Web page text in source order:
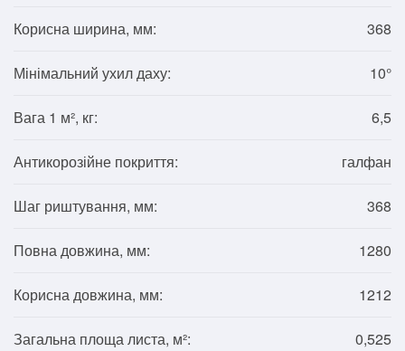
Корисна ширина, мм: 368
Мінімальний ухил даху: 10°
Вага 1 м², кг: 6,5
Антикорозійне покриття: галфан
Шаг риштування, мм: 368
Повна довжина, мм: 1280
Корисна довжина, мм: 1212
Загальна площа листа, м²: 0,525